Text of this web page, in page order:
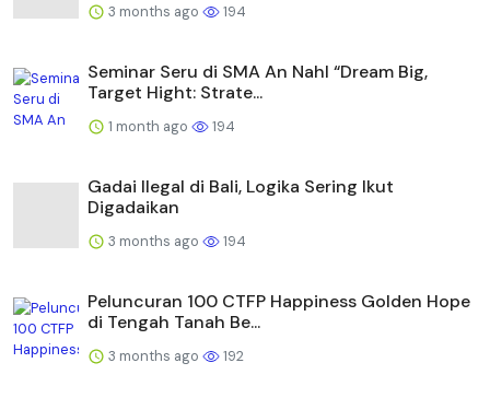
3 months ago 194
Seminar Seru di SMA An Nahl “Dream Big,
Target Hight: Strate...
1 month ago 194
Gadai Ilegal di Bali, Logika Sering Ikut
Digadaikan
3 months ago 194
Peluncuran 100 CTFP Happiness Golden Hope
di Tengah Tanah Be...
3 months ago 192